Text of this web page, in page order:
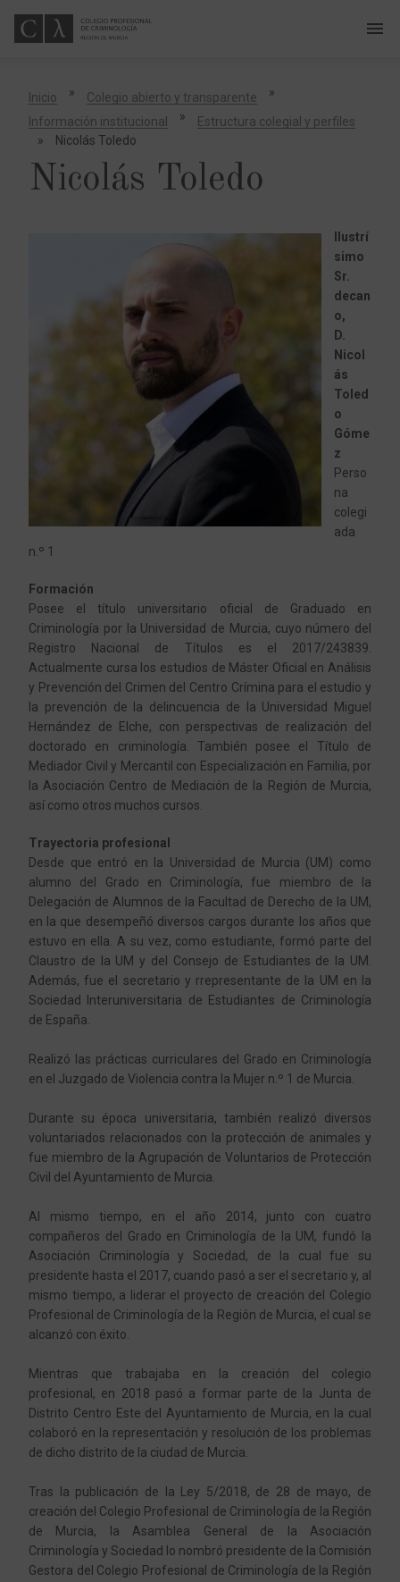
menu
ú
Inicio » Colegio abierto y transparente »
Información institucional »
Estructura colegial y perfiles
»
Nicolás Toledo
Nicolás Toledo
Ilustrí
simo
Sr.
decan
o,
D.
Nicol
ás
Toled
o
Góme
z
Perso
na
colegi
ada
n.º 1
Formación
Posee el título universitario oficial de Graduado en
Criminología por la Universidad de Murcia, cuyo número del
Registro Nacional de Títulos es el 2017/243839.
Actualmente cursa los estudios de Máster Oficial en Análisis
y Prevención del Crimen del Centro Crímina para el estudio y
la prevención de la delincuencia de la Universidad Miguel
Hernández de Elche, con perspectivas de realización del
doctorado en criminología. También posee el Título de
Mediador Civil y Mercantil con Especialización en Familia, por
la Asociación Centro de Mediación de la Región de Murcia,
así como otros muchos cursos.
Trayectoria profesional
Desde que entró en la Universidad de Murcia (UM) como
alumno del Grado en Criminología, fue miembro de la
Delegación de Alumnos de la Facultad de Derecho de la UM,
en la que desempeñó diversos cargos durante los años que
estuvo en ella. A su vez, como estudiante, formó parte del
Claustro de la UM y del Consejo de Estudiantes de la UM.
Además, fue el secretario y rrepresentante de la UM en la
Sociedad Interuniversitaria de Estudiantes de Criminología
de España.
Realizó las prácticas curriculares del Grado en Criminología
en el Juzgado de Violencia contra la Mujer n.º 1 de Murcia.
Durante su época universitaria, también realizó diversos
voluntariados relacionados con la protección de animales y
fue miembro de la Agrupación de Voluntarios de Protección
Civil del Ayuntamiento de Murcia.
Al mismo tiempo, en el año 2014, junto con cuatro
compañeros del Grado en Criminología de la UM, fundó la
Asociación Criminología y Sociedad, de la cual fue su
presidente hasta el 2017, cuando pasó a ser el secretario y, al
mismo tiempo, a liderar el proyecto de creación del Colegio
Profesional de Criminología de la Región de Murcia, el cual se
alcanzó con éxito.
Mientras que trabajaba en la creación del colegio
profesional, en 2018 pasó a formar parte de la Junta de
Distrito Centro Este del Ayuntamiento de Murcia, en la cual
colaboró en la representación y resolución de los problemas
de dicho distrito de la ciudad de Murcia.
Tras la publicación de la Ley 5/2018, de 28 de mayo, de
creación del Colegio Profesional de Criminología de la Región
de Murcia, la Asamblea General de la Asociación
Criminología y Sociedad lo nombró presidente de la Comisión
Gestora del Colegio Profesional de Criminología de la Región